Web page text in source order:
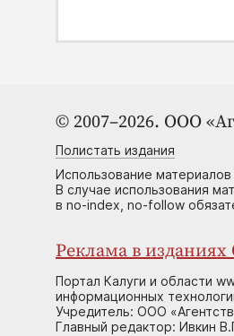
© 2007–2026. ООО
Полистать издания
Использование
В случае использования
в no-index, no-follow
Реклама в изданиях
Портал Калуги и области
информационных
Учредитель: ООО
Главный редактор: Ивкин